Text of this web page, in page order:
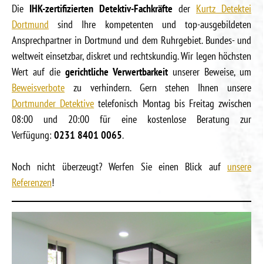
Die IHK-zertifizierten Detektiv-Fachkräfte der Kurtz Detektei
Dortmund sind Ihre kompetenten und top-ausgebildeten
Ansprechpartner in Dortmund und dem Ruhrgebiet. Bundes- und
weltweit einsetzbar, diskret und rechtskundig. Wir legen höchsten
Wert auf die gerichtliche Verwertbarkeit unserer Beweise, um
Beweisverbote zu verhindern. Gern stehen Ihnen unsere
Dortmunder Detektive telefonisch Montag bis Freitag zwischen
08:00 und 20:00 für eine kostenlose Beratung zur
Verfügung: 0231 8401 0065.
Noch nicht überzeugt? Werfen Sie einen Blick auf unsere
Referenzen!